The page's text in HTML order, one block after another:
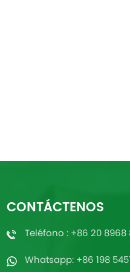
CONTÁCTENOS
Teléfono : +86 20 8968
Whatsapp: +86 198